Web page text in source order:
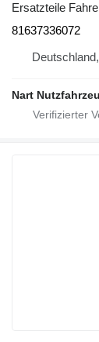
Ersatzteile
81637336072
Nart